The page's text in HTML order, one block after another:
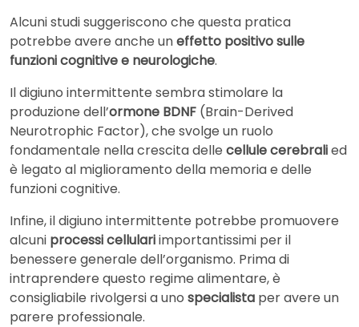
Alcuni studi suggeriscono che questa pratica
potrebbe avere anche uneffetto positivo sulle
funzioni cognitive e neurologiche.
Il digiuno intermittente sembra stimolare la
produzione dell’ormone BDNF (Brain-Derived
Neurotrophic Factor), che svolge un ruolo
fondamentale nella crescita delle cellule cerebralied
è legato al miglioramento della memoria e delle
funzioni cognitive.
Infine, il digiuno intermittente potrebbe promuovere
alcuni processi cellulariimportantissimi per il
benessere generale dell’organismo. Prima di
intraprendere questo regime alimentare, è
consigliabile rivolgersi a uno specialista per avere un
parere professionale.